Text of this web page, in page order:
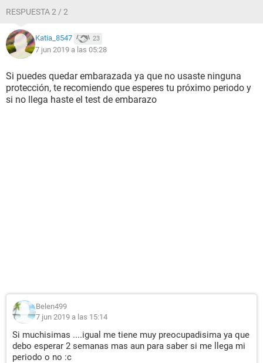
RESPUESTA 2 / 2
Katia_8547 23
7 jun 2019 a las 05:28
Si puedes quedar embarazada ya que no usaste ninguna
protección, te recomiendo que esperes tu próximo periodo y
si no llega haste el test de embarazo
Belen499
7 jun 2019 a las 15:14
Si muchisimas ....igual me tiene muy preocupadisima ya que
debo esperar 2 semanas mas aun para saber si me llega mi
periodo o no :c